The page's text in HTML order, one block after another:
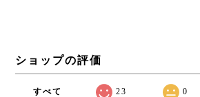
ショップの評価
すべて 23 0